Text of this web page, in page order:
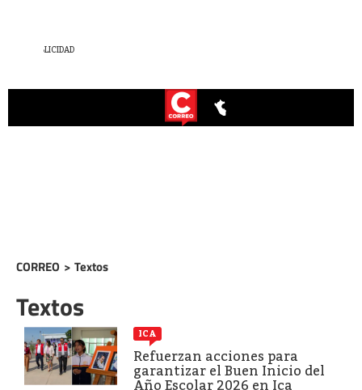
CORREO > Textos
Textos
ICA
Refuerzan acciones para
garantizar el Buen Inicio del
Año Escolar 2026 en Ica